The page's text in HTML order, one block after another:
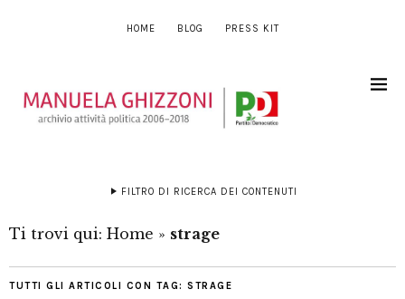
HOME BLOG PRESS KIT
FILTRO DI RICERCA DEI CONTENUTI
Ti trovi qui: Home » strage
TUTTI GLI ARTICOLI CON TAG: STRAGE